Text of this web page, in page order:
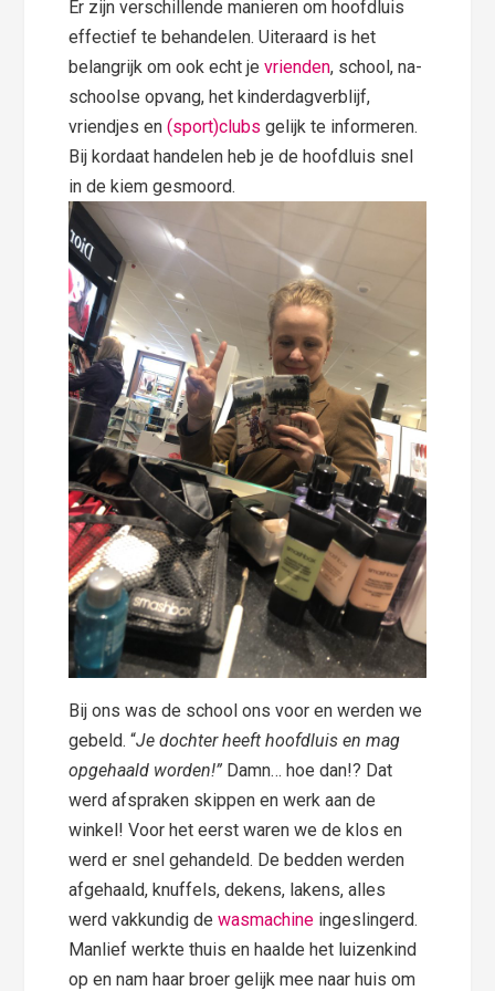
Er zijn verschillende manieren om hoofdluis
effectief te behandelen. Uiteraard is het
belangrijk om ook echt jevrienden, school, na-
schoolse opvang, het kinderdagverblijf,
vriendjes en (sport)clubs gelijk te informeren.
Bij kordaat handelen heb je de hoofdluis snel
in de kiem gesmoord.
Bij ons was de school ons voor en werden we
gebeld. “Je dochter heeft hoofdluis en mag
opgehaald worden!” Damn… hoe dan!? Dat
werd afspraken skippen en werk aan de
winkel! Voor het eerst waren we de klos en
werd er snel gehandeld. De bedden werden
afgehaald, knuffels, dekens, lakens, alles
werd vakkundig dewasmachine ingeslingerd.
Manlief werkte thuis en haalde het luizenkind
op en nam haar broer gelijk mee naar huis om